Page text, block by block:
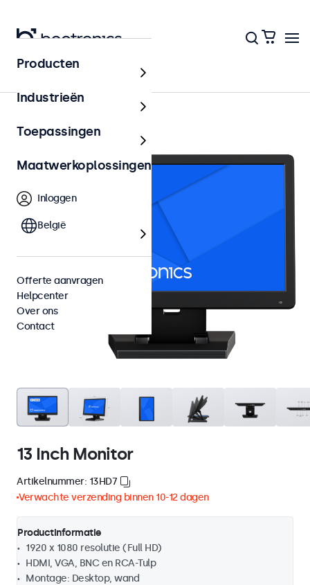
13 Inch Monitor
Artikelnummer: 13HD7
Verwachte verzending binnen 10-12 dagen
Productinformatie
1920 x 1080 resolutie (Full HD)
HDMI, VGA, BNC en RCA-Tulp
Montage: Desktop, wand
Producten
Industrieën
Toepassingen
Maatwerkoplossingen
Inloggen
België
Offerte aanvragen
Helpcenter
Over ons
Contact